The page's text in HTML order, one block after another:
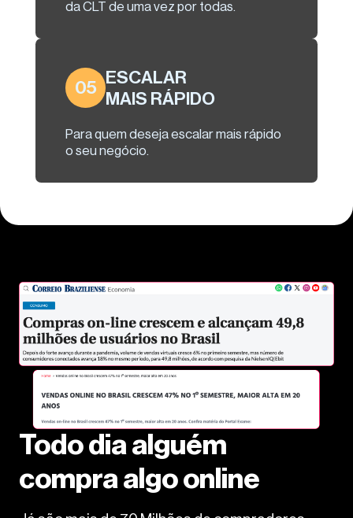
da CLT de uma vez por todas.
05
ESCALAR
MAIS RÁPIDO
Para quem deseja escalar mais rápido
o seu negócio.
Todo dia alguém
compra algo online